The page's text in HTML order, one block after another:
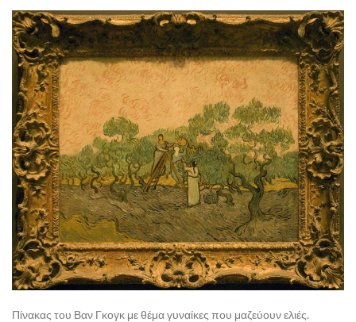
Πίνακας του Βαν Γκογκ με θέμα γυναίκες που μαζεύουν ελιές.